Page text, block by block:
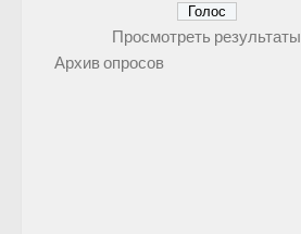
Просмотреть результаты
Архив опросов